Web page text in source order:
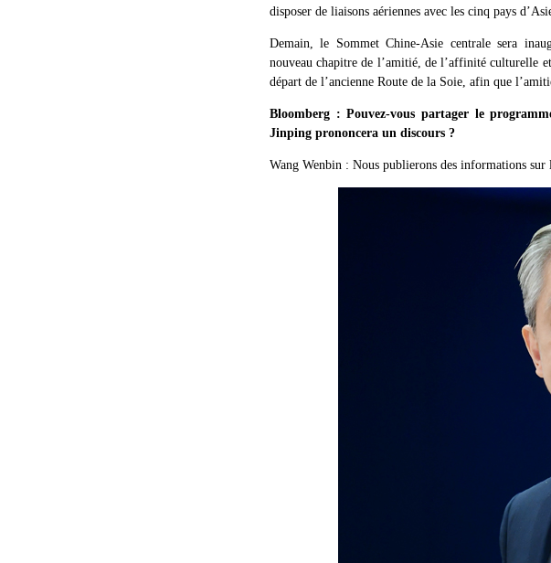
disposer de liaisons aériennes avec les cinq pays
Demain, le Sommet Chine-Asie centrale sera
nouveau chapitre de l’amitié, de l’affinité culturelle
départ de l’ancienne Route de la Soie, afin que
Bloomberg : Pouvez-vous partager le
Jinping prononcera un discours ?
Wang Wenbin : Nous publierons des informations